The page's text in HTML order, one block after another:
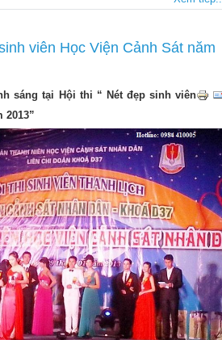
viên Học Viện Cảnh Sát năm
sáng tại Hội thi “ Nét đẹp sinh viên
2013”